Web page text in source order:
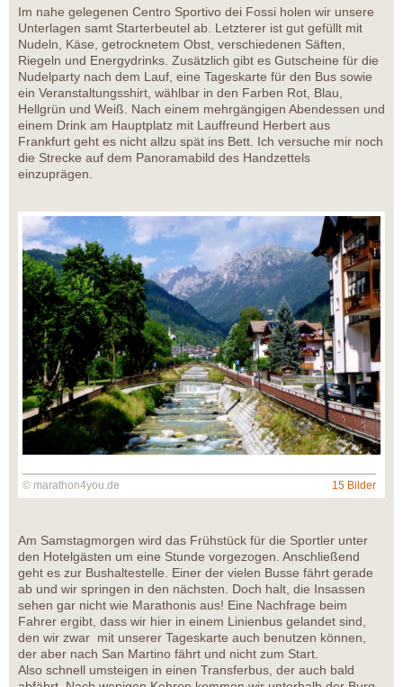
Im nahe gelegenen Centro Sportivo dei Fossi holen wir unsere
Unterlagen samt Starterbeutel ab. Letzterer ist gut gefüllt mit
Nudeln, Käse, getrocknetem Obst, verschiedenen Säften,
Riegeln und Energydrinks. Zusätzlich gibt es Gutscheine für die
Nudelparty nach dem Lauf, eine Tageskarte für den Bus sowie
ein Veranstaltungsshirt, wählbar in den Farben Rot, Blau,
Hellgrün und Weiß. Nach einem mehrgängigen Abendessen und
einem Drink am Hauptplatz mit Lauffreund Herbert aus
Frankfurt geht es nicht allzu spät ins Bett. Ich versuche mir noch
die Strecke auf dem Panoramabild des Handzettels
einzuprägen.
© marathon4you.de 15 Bilder
Am Samstagmorgen wird das Frühstück für die Sportler unter
den Hotelgästen um eine Stunde vorgezogen. Anschließend
geht es zur Bushaltestelle. Einer der vielen Busse fährt gerade
ab und wir springen in den nächsten. Doch halt, die Insassen
sehen gar nicht wie Marathonis aus! Eine Nachfrage beim
Fahrer ergibt, dass wir hier in einem Linienbus gelandet sind,
den wir zwar mit unserer Tageskarte auch benutzen können,
der aber nach San Martino fährt und nicht zum Start.
Also schnell umsteigen in einen Transferbus, der auch bald